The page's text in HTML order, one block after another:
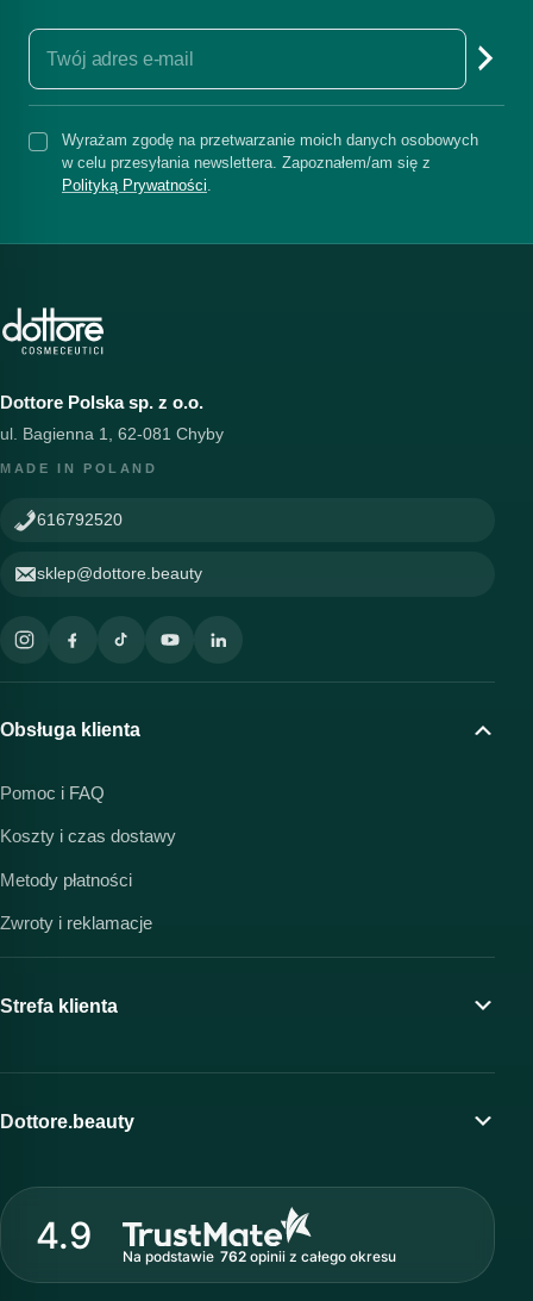
Wyrażam zgodę na przetwarzanie moich danych osobowych
w celu przesyłania newslettera. Zapoznałem/am się z
Polityką Prywatności
Dottore Polska sp. z o.o.
ul. Bagienna 1, 62-081 Chyby
MADE IN POLAND
616792520
sklep@dottore.beauty
Obsługa klienta
Pomoc i FAQ
Koszty i czas dostawy
Metody płatności
Zwroty i reklamacje
Strefa klienta
Moje konto
Program lojalnościowy
Strefa profesjonalisty
Dottore.beauty
O marce Dottore
Nasz zespół
Akademia i szkolenia
4.9
Na podstawie 762opinii z całego okresu